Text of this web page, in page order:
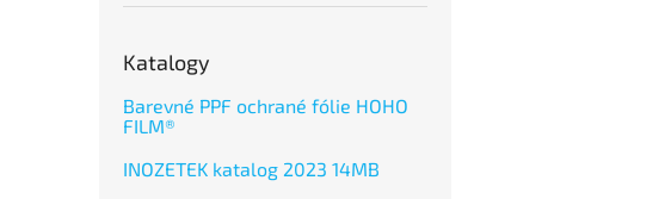
Katalogy
Barevné PPF ochrané fólie HOHO
FILM®
INOZETEK katalog 2023 14MB